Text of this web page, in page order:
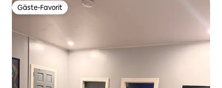
Gäste-Favorit
Gäste-Favorit